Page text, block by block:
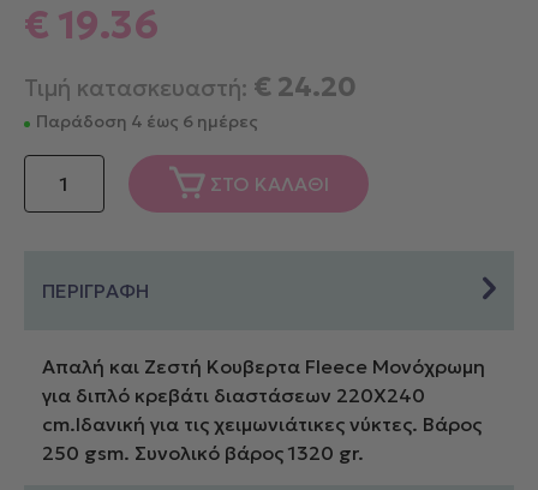
€ 19.36
Τιμή κατασκευαστή: € 24.20
Παράδοση 4 έως 6 ημέρες
Κουβέρτα
Υπέρδιπλη
02
Beige
ποσότητα
ΣΤΟ ΚΑΛΑΘΙ
ΠΕΡΙΓΡΑΦΗ
Απαλή και Ζεστή Κουβερτα Fleece Μονόχρωμη
για διπλό κρεβάτι διαστάσεων 220Χ240
cm.Ιδανική για τις χειμωνιάτικες νύκτες. Βάρος
250 gsm. Συνολικό βάρος 1320 gr.